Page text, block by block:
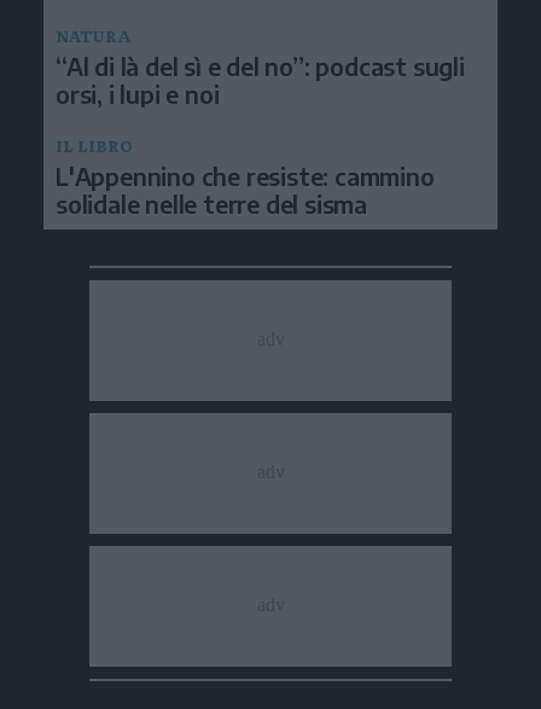
NATURA
“Al di là del sì e del no”: podcast sugli
orsi, i lupi e noi
IL LIBRO
L'Appennino che resiste: cammino
solidale nelle terre del sisma